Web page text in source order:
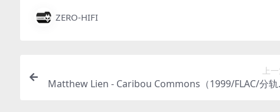
ZERO-HIFI
上
Matthew Lien - Caribou Commons（1999/FLAC/分轨